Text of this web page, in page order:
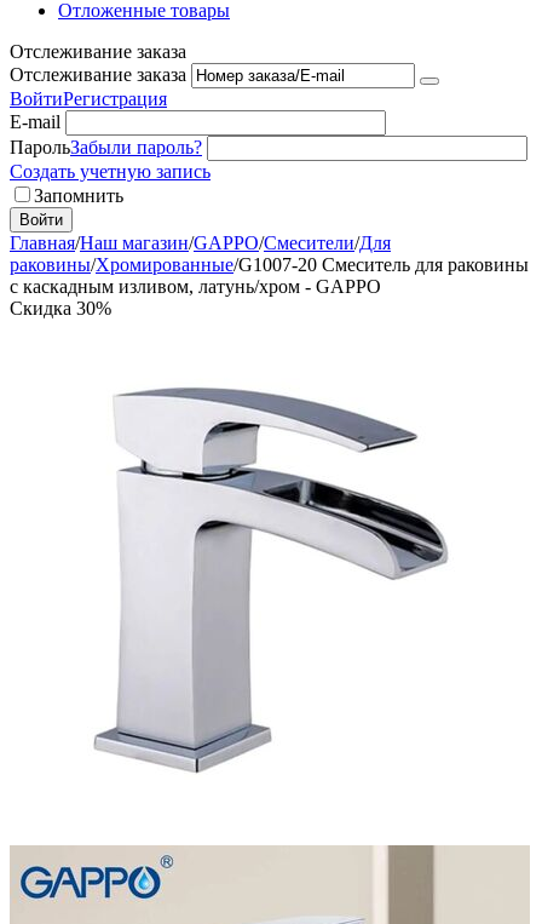
Отложенные товары
Отслеживание заказа
Отслеживание заказа
ВойтиРегистрация
E-mail
ПарольЗабыли пароль?
Создать учетную запись
Запомнить
Войти
Главная/Наш магазин/GAPPO/Смесители/Для
раковины/Хромированные/G1007-20 Смеситель для раковины
с каскадным изливом, латунь/хром - GAPPO
Скидка 30%